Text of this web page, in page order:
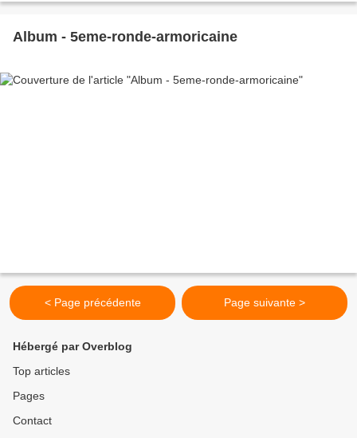
Album - 5eme-ronde-armoricaine
< Page précédente Page suivante >
Hébergé par Overblog
Top articles
Pages
Contact